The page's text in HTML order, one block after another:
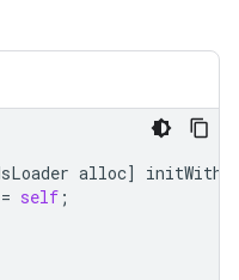
alloc]
= self ;